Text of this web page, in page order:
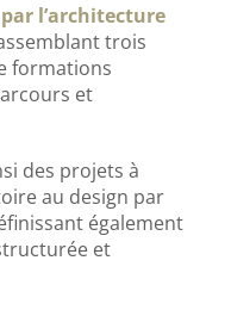
l’architecture
trois
formations
et
des projets à
au design par
également
et